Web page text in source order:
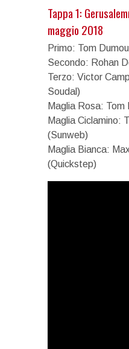
Tappa 1:
maggio 2018
Primo: Tom
Secondo: Rohan
Terzo: Victor
Soudal)
Maglia Rosa: Tom
Maglia Ciclamino:
(Sunweb)
Maglia Bianca:
(Quickstep)